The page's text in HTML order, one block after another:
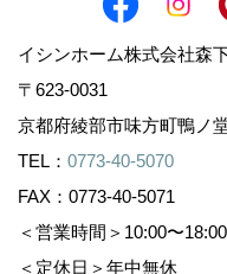
イシンホーム株式会社
〒623-0031
京都府綾部市味方町鴨ノ
TEL： 0773-40-5070
FAX：0773-40-5071
＜営業時間＞10:00〜
＜定休日＞年中無休